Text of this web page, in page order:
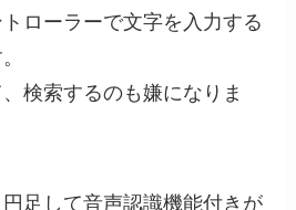
ローラーで文字を入力する
検索するのも嫌になりま
足して音声認識機能付きが